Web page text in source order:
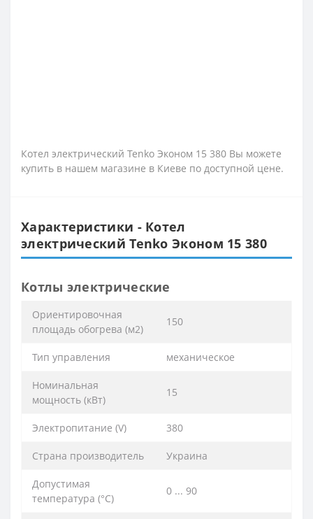
Котел электрический Tenko Эконом 15 380 Вы можете
купить в нашем магазине в Киеве по доступной цене.
Характеристики - Котел
электрический Tenko Эконом 15 380
Котлы электрические
Ориентировочная
площадь обогрева (м2)
150
Тип управления механическое
Номинальная
мощность (кВт)
15
Электропитание (V) 380
Страна производитель Украина
Допустимая
температура (°C)
0 ... 90